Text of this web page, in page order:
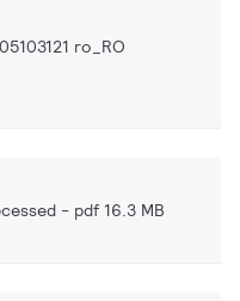
ro_RO
pdf 16.3 MB